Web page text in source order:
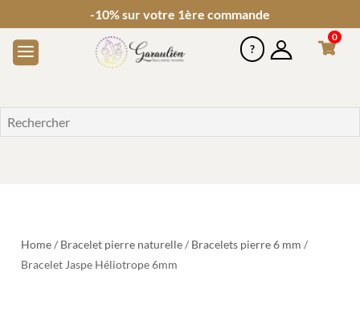
-10% sur votre 1ère commande
0
Home/ Bracelet pierre naturelle/ Bracelets pierre 6 mm /
Bracelet Jaspe Héliotrope 6mm